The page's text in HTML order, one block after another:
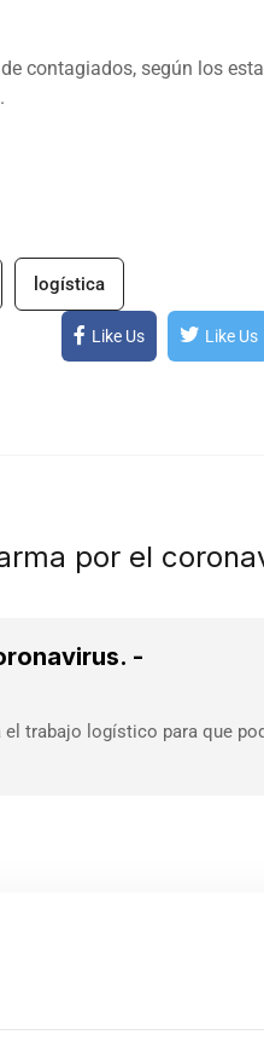
contagiados, según los
logística
Like Us Like Us
por el
-
trabajo logístico para que